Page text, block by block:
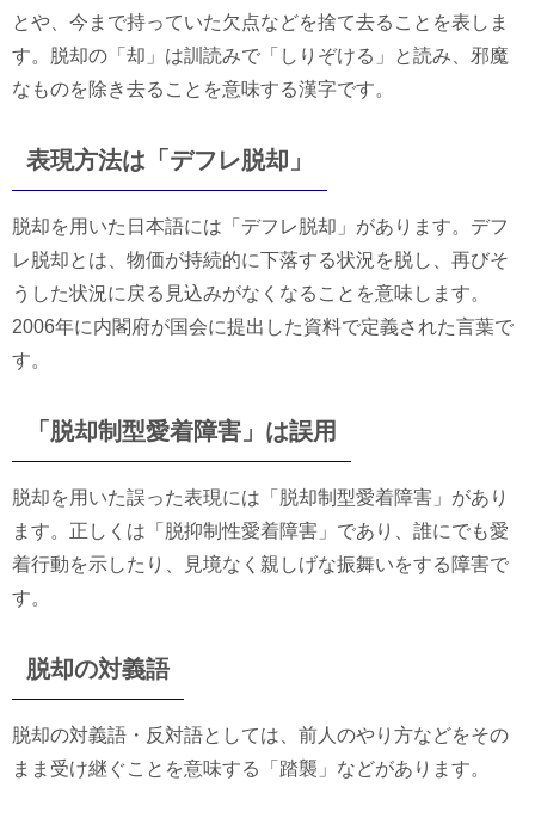
とや、今まで持っていた欠点などを捨て去ることを表しま
す。脱却の「却」は訓読みで「しりぞける」と読み、邪魔
なものを除き去ることを意味する漢字です。
表現方法は「デフレ脱却」
脱却を用いた日本語には「デフレ脱却」があります。デフ
レ脱却とは、物価が持続的に下落する状況を脱し、再びそ
うした状況に戻る見込みがなくなることを意味します。
2006年に内閣府が国会に提出した資料で定義された言葉で
す。
「脱却制型愛着障害」は誤用
脱却を用いた誤った表現には「脱却制型愛着障害」があり
ます。正しくは「脱抑制性愛着障害」であり、誰にでも愛
着行動を示したり、見境なく親しげな振舞いをする障害で
す。
脱却の対義語
脱却の対義語・反対語としては、前人のやり方などをその
まま受け継ぐことを意味する「踏襲」などがあります。